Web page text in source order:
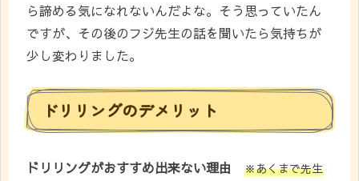
ら諦める気になれないんだよな。そう思っていたん
ですが、その後のフジ先生の話を聞いたら気持ちが
少し変わりました。
ドリリングのデメリット
ドリリングがおすすめ出来ない理由
※あくまで先生